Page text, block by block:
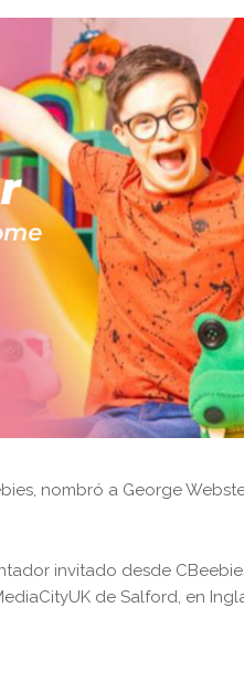
nombró a George
invitado desde
de Salford, en